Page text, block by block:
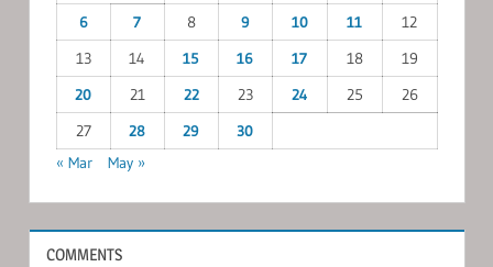
6
7 8 9 10 11
12
13
14 15 16 17 18
19
20
21 22 23 24 25
26
27
28 29
30
« Mar
May »
COMMENTS